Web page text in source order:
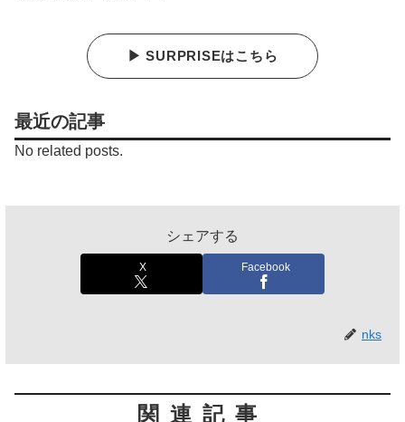
▶ SURPRISEはこちら
最近の記事
No related posts.
シェアする
X Facebook
nks
関連記事